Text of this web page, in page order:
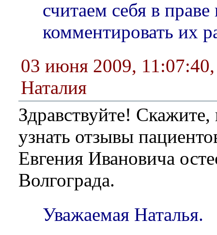
считаем себя в праве
комментировать их
03 июня 2009, 11:07:40
Наталия
Здравствуйте! Скажите,
узнать отзывы
Евгения Ивановича
Волгограда.
Уважаемая Наталья.